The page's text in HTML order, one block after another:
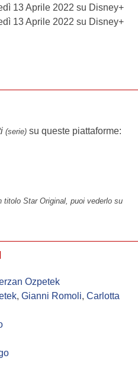
13 Aprile 2022 su Disney+
13 Aprile 2022 su Disney+
(serie) su queste piattaforme:
titolo Star Original, puoi vederlo su
Ozpetek
, Gianni Romoli, Carlotta